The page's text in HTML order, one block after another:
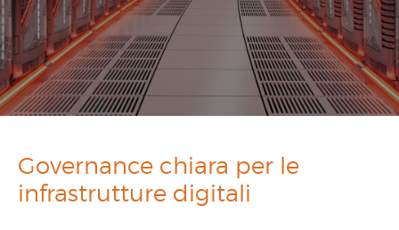
Governance chiara per le
infrastrutture digitali